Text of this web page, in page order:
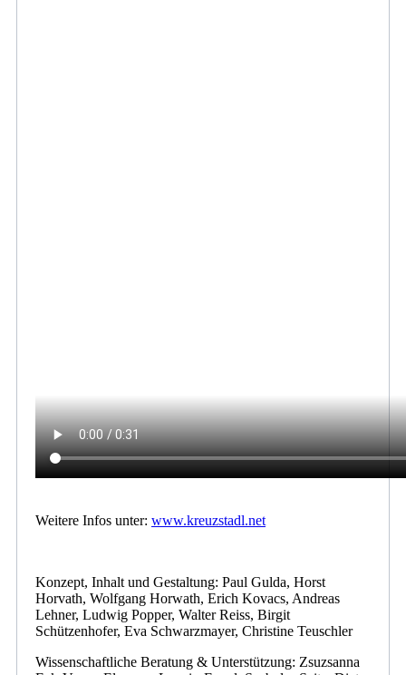
Weitere Infos unter: www.kreuzstadl.net
Konzept, Inhalt und Gestaltung: Paul Gulda, Horst
Horvath, Wolfgang Horwath, Erich Kovacs, Andreas
Lehner, Ludwig Popper, Walter Reiss, Birgit
Schützenhofer, Eva Schwarzmayer, Christine Teuschler
Wissenschaftliche Beratung & Unterstützung: Zsuzsanna